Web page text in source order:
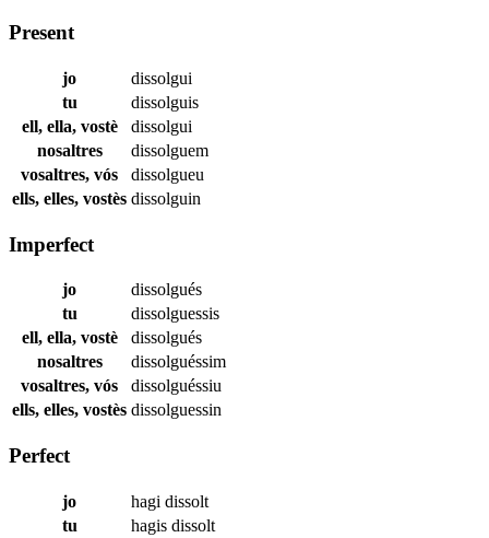
Present
jo
dissolgui
tu
dissolguis
ell, ella, vostè
dissolgui
nosaltres
dissolguem
vosaltres, vós
dissolgueu
ells, elles, vostès dissolguin
Imperfect
jo
dissolgués
tu
dissolguessis
ell, ella, vostè
dissolgués
nosaltres
dissolguéssim
vosaltres, vós
dissolguéssiu
ells, elles, vostès dissolguessin
Perfect
jo hagi dissolt
tu
hagis dissolt